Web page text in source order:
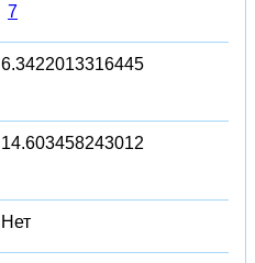
7
6.3422013316445
14.603458243012
Нет